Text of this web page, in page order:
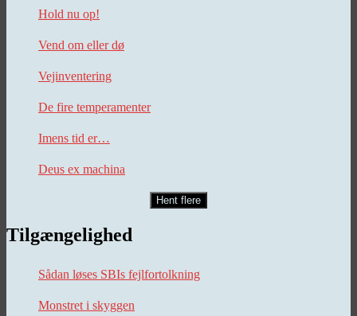
Hold nu op!
Vend om eller dø
Vejinventering
De fire temperamenter
Imens tid er…
Deus ex machina
Hent flere
Tilgængelighed
Sådan løses SBIs fejlfortolkning
Monstret i skyggen